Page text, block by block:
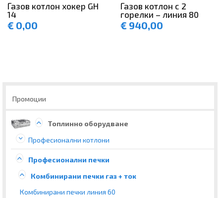
Газов котлон хокер GH
14
€ 0,00
Газов котлон с 2
горелки – линия 80
€ 940,00
Промоции
Топлинно оборудване
Професионални котлони
Професионални печки
Комбинирани печки газ + ток
Комбинирани печки линия 60